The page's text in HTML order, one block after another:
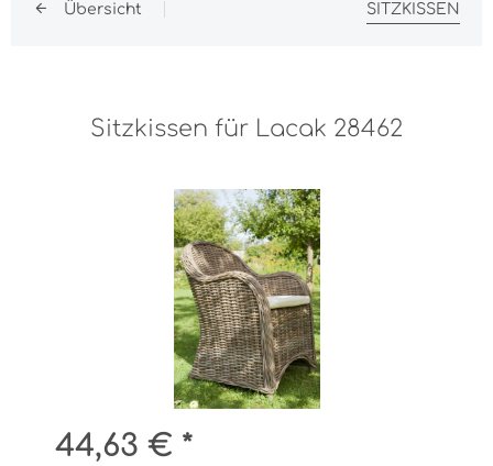
Übersicht SITZKISSEN
Sitzkissen für Lacak 28462
44,63 € *